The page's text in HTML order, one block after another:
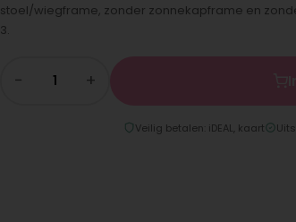
stoel/wiegframe, zonder zonnekapframe en
3.
− +
Veilig betalen: iDEAL, kaart